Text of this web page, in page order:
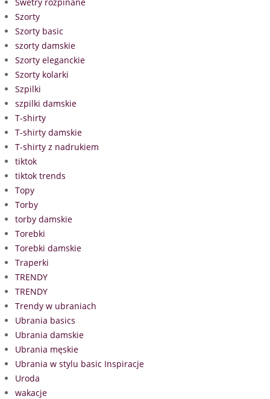
Szorty
Szorty basic
szorty damskie
Szorty eleganckie
Szorty kolarki
Szpilki
szpilki damskie
T-shirty
T-shirty damskie
T-shirty z nadrukiem
tiktok
tiktok trends
Topy
Torby
torby damskie
Torebki
Torebki damskie
Traperki
TRENDY
TRENDY
Trendy w ubraniach
Ubrania basics
Ubrania damskie
Ubrania męskie
Ubrania w stylu basic Inspiracje
Uroda
wakacje